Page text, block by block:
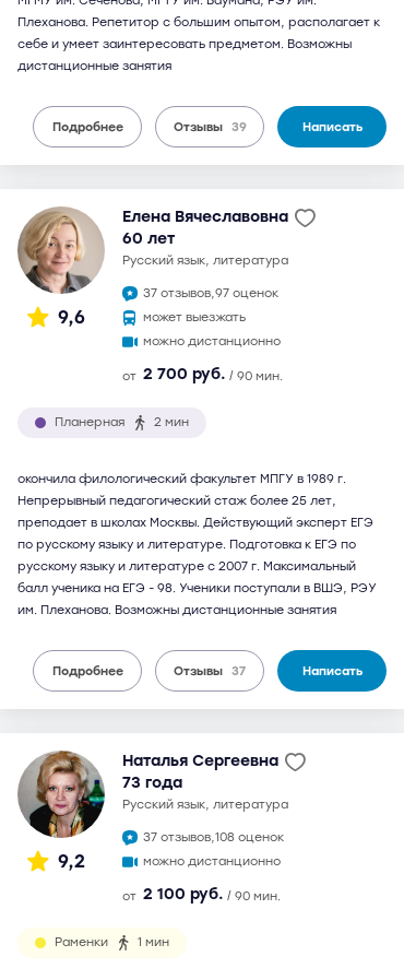
Плеханова. Репетитор с большим опытом, располагает к
себе и умеет заинтересовать предметом. Возможны
дистанционные занятия
Подробнее Отзывы 39 Написать
9,6
Елена Вячеславовна
60 лет
русский язык, литература
37 отзывов,97 оценок
может выезжать
можно дистанционно
от 2 700 руб. / 90 мин.
Планерная 2 мин
окончила филологический факультет МПГУ в 1989 г.
Непрерывный педагогический стаж более 25 лет,
преподает в школах Москвы. Действующий эксперт ЕГЭ
по русскому языку и литературе. Подготовка к ЕГЭ по
русскому языку и литературе с 2007 г. Максимальный
балл ученика на ЕГЭ - 98. Ученики поступали в ВШЭ, РЭУ
им. Плеханова. Возможны дистанционные занятия
Подробнее Отзывы 37 Написать
9,2
Наталья Сергеевна
73 года
русский язык, литература
37 отзывов,108 оценок
можно дистанционно
от 2 100 руб. / 90 мин.
Раменки 1 мин